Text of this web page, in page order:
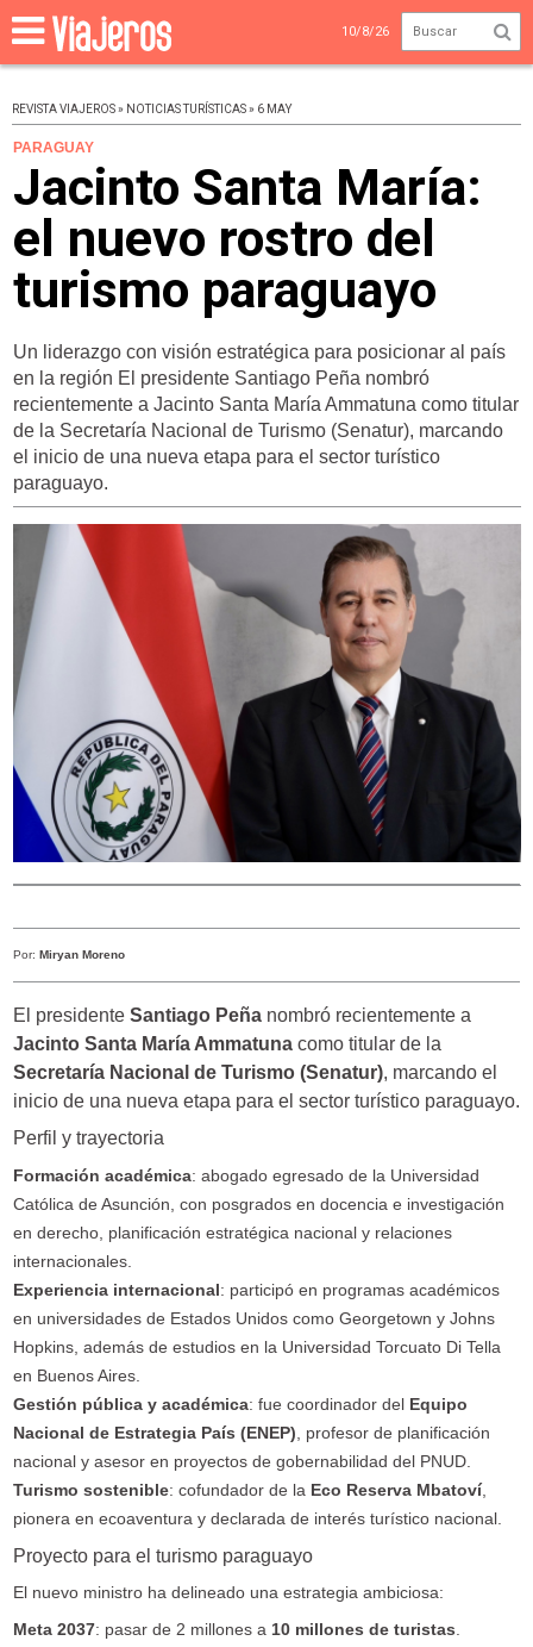
10/8/26
REVISTA VIAJEROS » NOTICIAS TURÍSTICAS » 6 MAY
PARAGUAY
Jacinto Santa María:
el nuevo rostro del
turismo paraguayo
Un liderazgo con visión estratégica para posicionar al país
en la región El presidente Santiago Peña nombró
recientemente a Jacinto Santa María Ammatuna como titular
de la Secretaría Nacional de Turismo (Senatur), marcando
el inicio de una nueva etapa para el sector turístico
paraguayo.
Por: Miryan Moreno
El presidente Santiago Peñanombró recientemente a
Jacinto Santa María Ammatunacomo titular de la
Secretaría Nacional de Turismo (Senatur), marcando el
inicio de una nueva etapa para el sector turístico paraguayo.
Perfil y trayectoria
Formación académica: abogado egresado de la Universidad
Católica de Asunción, con posgrados en docencia e investigación
en derecho, planificación estratégica nacional y relaciones
internacionales.
Experiencia internacional: participó en programas académicos
en universidades de Estados Unidos como Georgetown y Johns
Hopkins, además de estudios en la Universidad Torcuato Di Tella
en Buenos Aires.
Gestión pública y académica: fue coordinador del Equipo
Nacional de Estrategia País (ENEP) , profesor de planificación
nacional y asesor en proyectos de gobernabilidad del PNUD.
Turismo sostenible: cofundador de la Eco Reserva Mbatoví,
pionera en ecoaventura y declarada de interés turístico nacional.
Proyecto para el turismo paraguayo
El nuevo ministro ha delineado una estrategia ambiciosa:
Meta 2037: pasar de 2 millones a 10 millones de turistas.